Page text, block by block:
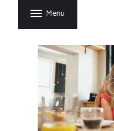
Menu
FORT
HOME
PRODUCTS
PROCESS
CARE &
TIPS
CONTACT